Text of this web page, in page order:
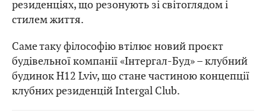
резиденціях, що резонують зі світоглядом і
стилем життя.
Саме таку філософію втілює новий проєкт
будівельної компанії «Інтергал-Буд» – клубний
будинок H12 Lviv, що стане частиною концепції
клубних резиденцій Intergal Club.